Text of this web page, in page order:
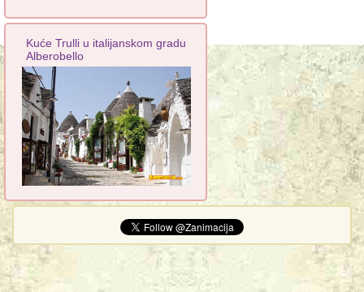
Kuće Trulli u italijanskom gradu
Alberobello